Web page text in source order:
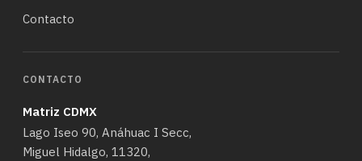
Contacto
CONTACTO
Matriz CDMX
Lago Iseo 90, Anáhuac I Secc,
Miguel Hidalgo, 11320,